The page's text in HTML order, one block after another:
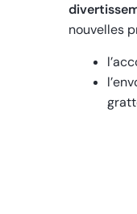
nouvelles